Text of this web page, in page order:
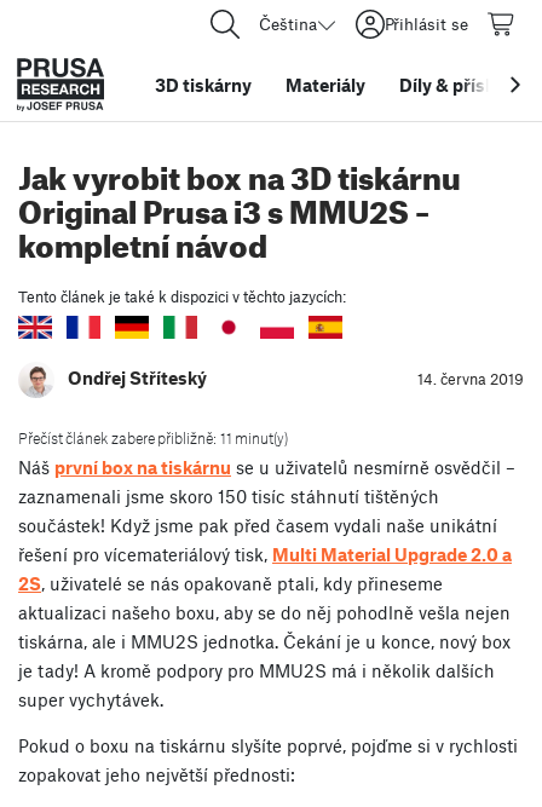
Čeština Přihlásit se
3D tiskárny Materiály Díly&
Jak vyrobit box na 3D tiskárnu
Original Prusa i3 s MMU2S –
kompletní návod
Tento článek je také k dispozici v těchto jazycích:
Ondřej Stříteský 14. června 2019
Přečíst článek zabere přibližně: 11 minut(y)
Náš první box na tiskárnu se u uživatelů nesmírně osvědčil –
zaznamenali jsme skoro 150 tisíc stáhnutí tištěných
součástek! Když jsme pak před časem vydali naše unikátní
řešení pro vícemateriálový tisk, Multi Material Upgrade 2.0 a
2S, uživatelé se nás opakovaně ptali, kdy přineseme
aktualizaci našeho boxu, aby se do něj pohodlně vešla nejen
tiskárna, ale i MMU2S jednotka. Čekání je u konce, nový box
je tady! A kromě podpory pro MMU2S má i několik dalších
super vychytávek.
Pokud o boxu na tiskárnu slyšíte poprvé, pojďme si v rychlosti
zopakovat jeho největší přednosti: